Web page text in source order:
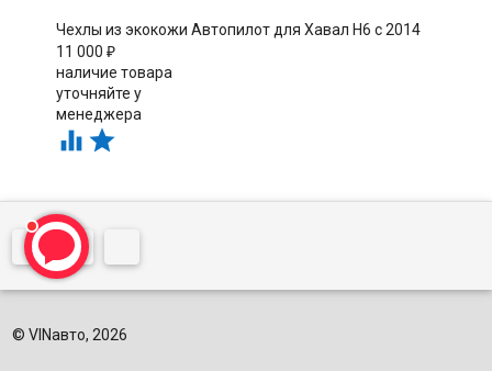
Чехлы из экокожи Автопилот для Хавал H6 с 2014
11 000 ₽
наличие товара
уточняйте у
менеджера
 
© VINавто, 2026